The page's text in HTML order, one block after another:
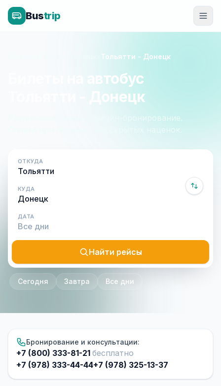
Bustrip
Тольятти - Донецк
Билеты на автобус
Тольятти - Донецк
Расписание, цены и онлайн-бронирование.
Оплата при посадке, без скрытых наценок.
ОТКУДА
КУДА
ДАТА
Найти рейсы
Сегодня Завтра Все дни
Бронирование и консультации:
+7 (800) 333-81-21 бесплатно
+7 (978) 333-44-44+7 (978) 325-13-37